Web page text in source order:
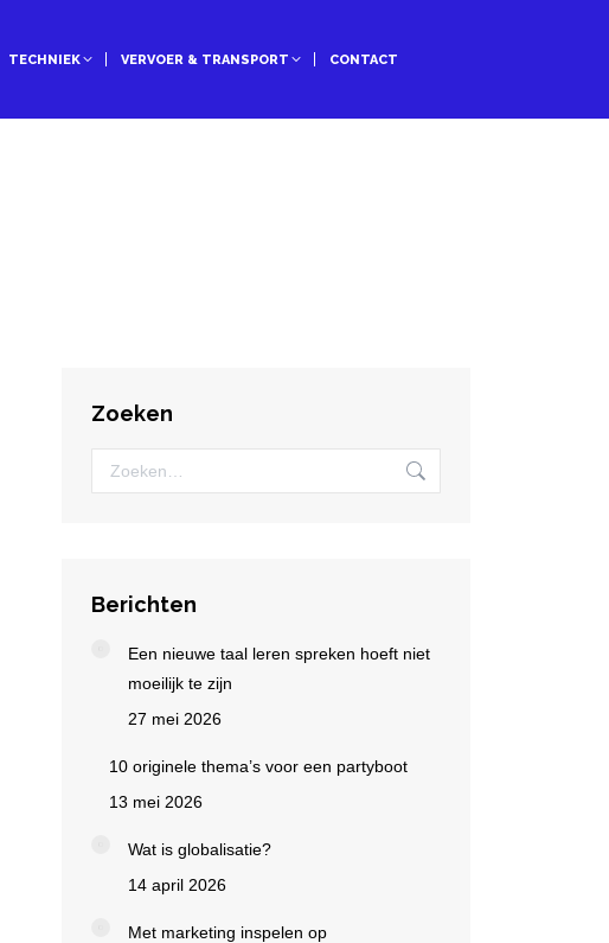
TECHNIEK VERVOER & TRANSPORT CONTACT
Zoeken
Zoeken:
Berichten
Een nieuwe taal leren spreken hoeft niet
moeilijk te zijn
27 mei 2026
10 originele thema’s voor een partyboot
13 mei 2026
Wat is globalisatie?
14 april 2026
Met marketing inspelen op